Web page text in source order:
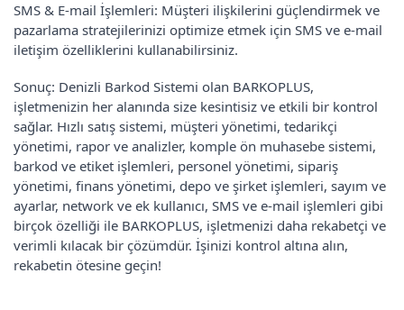
SMS & E-mail İşlemleri: Müşteri ilişkilerini güçlendirmek ve
pazarlama stratejilerinizi optimize etmek için SMS ve e-mail
iletişim özelliklerini kullanabilirsiniz.
Sonuç: Denizli Barkod Sistemi olan BARKOPLUS,
işletmenizin her alanında size kesintisiz ve etkili bir kontrol
sağlar. Hızlı satış sistemi, müşteri yönetimi, tedarikçi
yönetimi, rapor ve analizler, komple ön muhasebe sistemi,
barkod ve etiket işlemleri, personel yönetimi, sipariş
yönetimi, finans yönetimi, depo ve şirket işlemleri, sayım ve
ayarlar, network ve ek kullanıcı, SMS ve e-mail işlemleri gibi
birçok özelliği ile BARKOPLUS, işletmenizi daha rekabetçi ve
verimli kılacak bir çözümdür. İşinizi kontrol altına alın,
rekabetin ötesine geçin!